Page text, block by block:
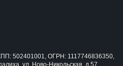
502401001, ОГРН: 1117746836350,
ул. Ново-Никольская, д.57